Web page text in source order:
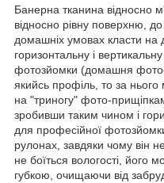
Банерна тканина відносно
відносно рівну поверхню,
домашніх умовах класти
горизонтальну і
фотозйомки (домашня
якийсь профіль, то за
на "триногу" фото-
зробивши таким чином і
для професійної
рулонах, завдяки чому він
не боїться вологості,
губкою, очищаючи від